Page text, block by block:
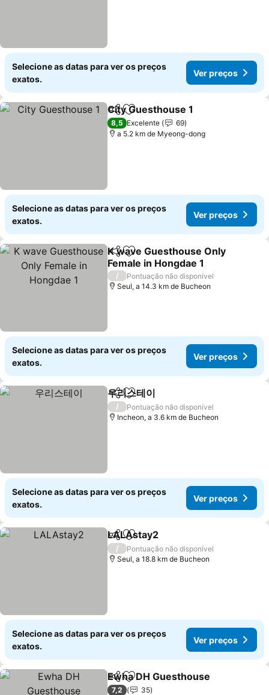
Selecione as datas para ver os preços
exatos.
Ver preços
PartilharAdicionar aos favoritos
City Guesthouse 1
8,5 Excelente
69
a 5.2 km de Myeong-dong
Selecione as datas para ver os preços
exatos.
Ver preços
PartilharAdicionar aos favoritos
K wave Guesthouse Only
Female in Hongdae 1
Ver preços
/
Pontuação não disponível
Seul, a 14.3 km de Bucheon
Selecione as datas para ver os preços
exatos.
Ver preços
PartilharAdicionar aos favoritos
우리스테이
/
Pontuação não disponível
Incheon, a 3.6 km de Bucheon
Selecione as datas para ver os preços
exatos.
Ver preços
PartilharAdicionar aos favoritos
LALAstay2
/
Pontuação não disponível
Seul, a 18.8 km de Bucheon
Selecione as datas para ver os preços
exatos.
Ver preços
PartilharAdicionar aos favoritos
Ewha DH Guesthouse
7,2
35